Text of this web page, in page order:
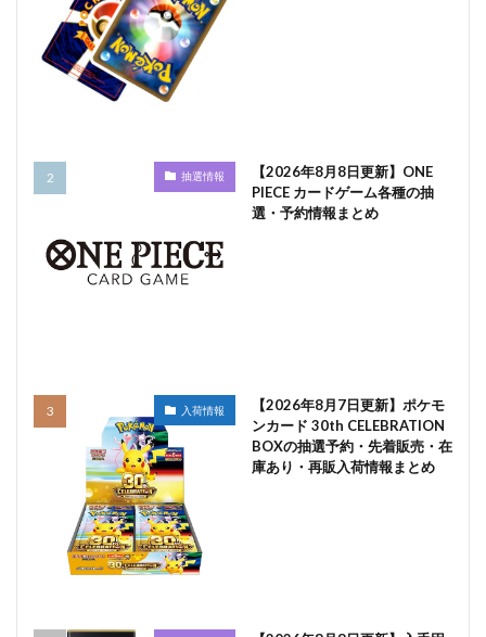
抽選情報
【2026年8月8日更新】ONE
PIECE カードゲーム各種の抽
選・予約情報まとめ
入荷情報
【2026年8月7日更新】ポケモ
ンカード 30th CELEBRATION
BOXの抽選予約・先着販売・在
庫あり・再販入荷情報まとめ